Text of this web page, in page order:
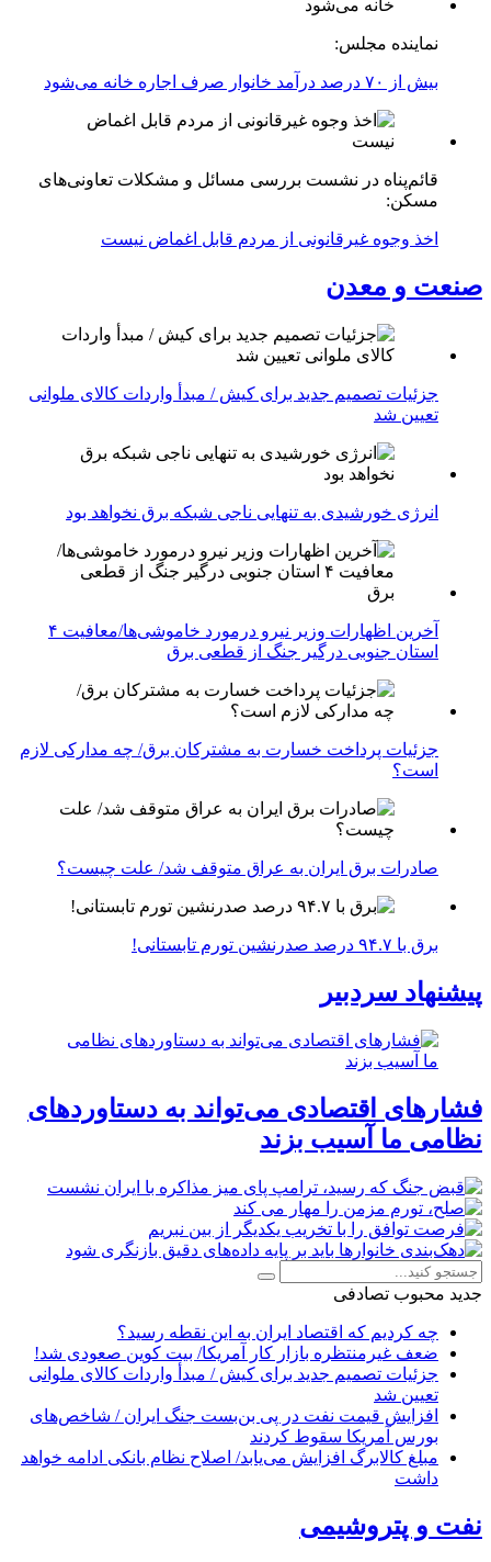
نماینده مجلس:
بیش از ۷۰ درصد درآمد خانوار صرف اجاره خانه می‌شود
قائم‌پناه در نشست بررسی مسائل و مشکلات تعاونی‌های
مسکن:
اخذ وجوه غیرقانونی از مردم قابل اغماض نیست
صنعت و معدن
جزئیات تصمیم جدید برای کیش / مبدأ واردات کالای ملوانی
تعیین شد
انرژی خورشیدی به تنهایی ناجی شبکه برق نخواهد بود
آخرین اظهارات وزیر نیرو درمورد خاموشی‌ها/معافیت ۴
استان جنوبی درگیر جنگ از قطعی برق
جزئیات پرداخت خسارت به مشترکان برق/ چه مدارکی لازم
است؟
صادرات برق ایران به عراق متوقف شد/ علت چیست؟
برق با ۹۴.۷ درصد صدرنشین تورم تابستانی!
پیشنهاد سردبیر
فشارهای اقتصادی می‌تواند به دستاوردهای
نظامی ما آسیب بزند
جدید محبوب تصادفی
چه کردیم که اقتصاد ایران به این نقطه رسید؟
ضعف غیرمنتظره بازار کار آمریکا/ بیت کوین صعودی شد!
جزئیات تصمیم جدید برای کیش / مبدأ واردات کالای ملوانی
تعیین شد
افزایش قیمت نفت در پی بن‌بست جنگ ایران / شاخص‌های
بورس آمریکا سقوط کردند
مبلغ کالابرگ افزایش می‌یابد/ اصلاح نظام بانکی ادامه خواهد
داشت
نفت و پتروشیمی